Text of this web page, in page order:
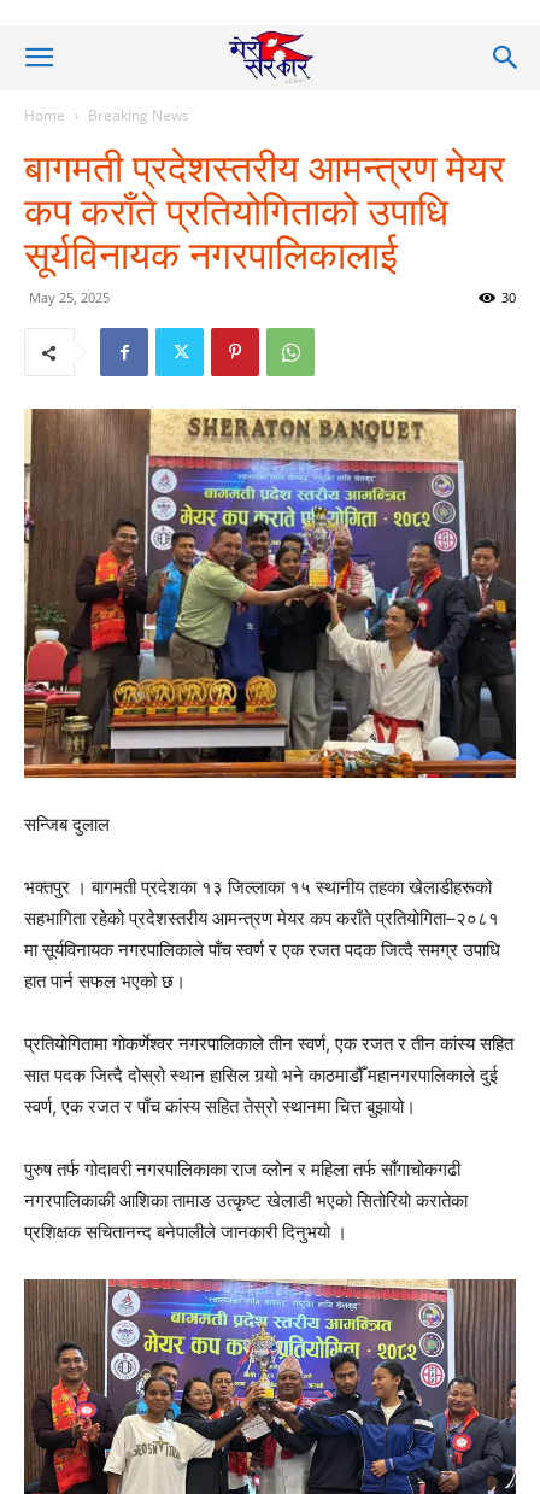
Home Breaking News
बागमती प्रदेशस्तरीय आमन्त्रण मेयर
कप कराँते प्रतियोगिताको उपाधि
सूर्यविनायक नगरपालिकालाई
May 25, 2025 30
सन्जिब दुलाल
भक्तपुर । बागमती प्रदेशका १३ जिल्लाका १५ स्थानीय तहका खेलाडीहरूको
सहभागिता रहेको प्रदेशस्तरीय आमन्त्रण मेयर कप कराँते प्रतियोगिता–२०८१
मा सूर्यविनायक नगरपालिकाले पाँच स्वर्ण र एक रजत पदक जित्दै समग्र उपाधि
हात पार्न सफल भएको छ।
प्रतियोगितामा गोकर्णेश्वर नगरपालिकाले तीन स्वर्ण, एक रजत र तीन कांस्य सहित
सात पदक जित्दै दोस्रो स्थान हासिल गर्‍यो भने काठमाडौँ महानगरपालिकाले दुई
स्वर्ण, एक रजत र पाँच कांस्य सहित तेस्रो स्थानमा चित्त बुझायो।
पुरुष तर्फ गोदावरी नगरपालिकाका राज व्लोन र महिला तर्फ साँगाचोकगढी
नगरपालिकाकी आशिका तामाङ उत्कृष्ट खेलाडी भएको सितोरियो करातेका
प्रशिक्षक सचितानन्द बनेपालीले जानकारी दिनुभयो ।